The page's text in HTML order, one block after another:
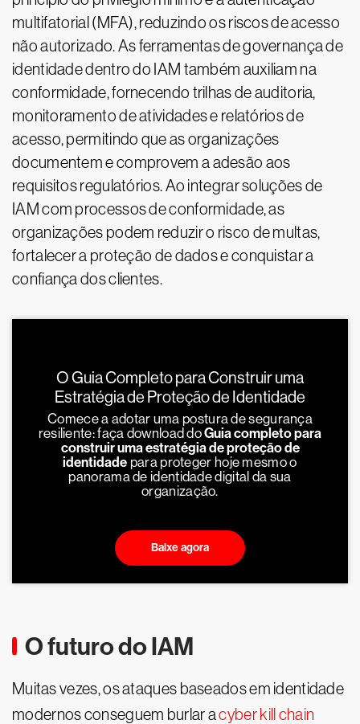
multifatorial (MFA), reduzindo os riscos de acesso
não autorizado. As ferramentas de governança de
identidade dentro do IAM também auxiliam na
conformidade, fornecendo trilhas de auditoria,
monitoramento de atividades e relatórios de
acesso, permitindo que as organizações
documentem e comprovem a adesão aos
requisitos regulatórios. Ao integrar soluções de
IAM com processos de conformidade, as
organizações podem reduzir o risco de multas,
fortalecer a proteção de dados e conquistar a
confiança dos clientes.
O Guia Completo para Construir uma
Estratégia de Proteção de Identidade
Comece a adotar uma postura de segurança
resiliente: faça download doGuia completo para
construir uma estratégia de proteção de
identidade para proteger hoje mesmo o
panorama de identidade digital da sua
organização.
Baixe agora
O futuro do IAM
Muitas vezes, os ataques baseados em identidade
modernos conseguem burlar acyber kill chain